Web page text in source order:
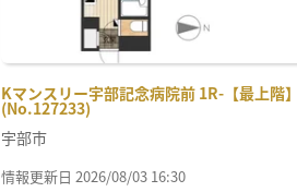
Kマンスリー宇部記念病院前 1R-【最上階】
(No.127233)
宇部市
情報更新日 2026/08/03 16:30